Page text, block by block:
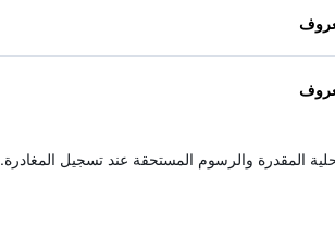
المقدرة والرسوم المستحقة عند تسجيل المغادرة.